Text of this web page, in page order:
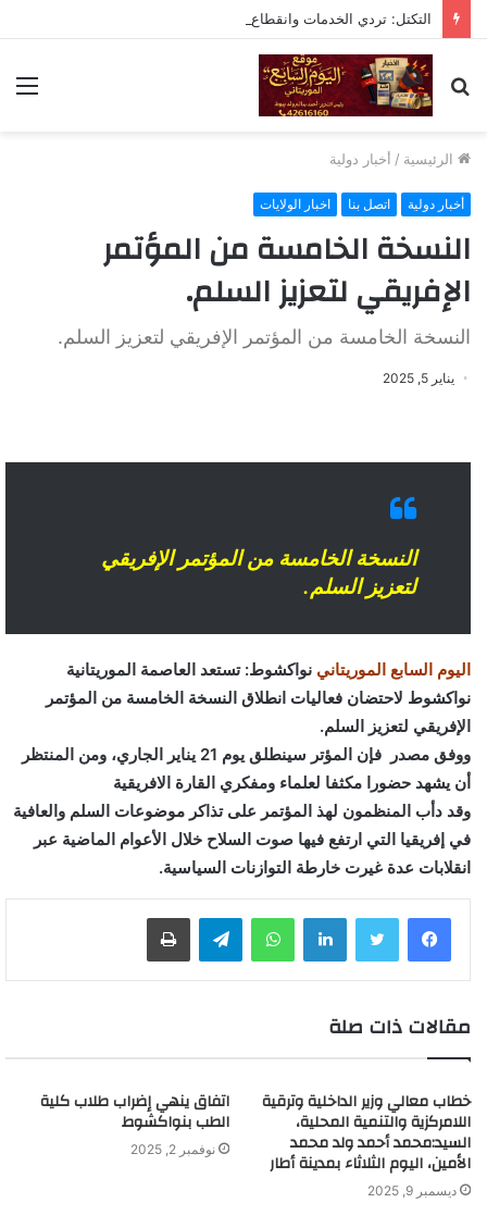
بحث
عن
الرئيسية / أخبار دولية
أخبار دولية اتصل بنا اخبار الولايات
النسخة الخامسة من المؤتمر
الإفريقي لتعزيز السلم.
النسخة الخامسة من المؤتمر الإفريقي لتعزيز السلم.
يناير 5, 2025
النسخة الخامسة من المؤتمر الإفريقي
لتعزيز السلم.
اليوم السابع الموريتاني نواكشوط: تستعد العاصمة الموريتانية
نواكشوط لاحتضان فعاليات انطلاق النسخة الخامسة من المؤتمر
الإفريقي لتعزيز السلم.
ووفق مصدر فإن المؤتر سينطلق يوم 21 يناير الجاري، ومن المنتظر
أن يشھد حضورا مكثفا لعلماء ومفكري القارة الافريقية
وقد دأب المنظمون لھذ المؤتمر على تذاكر موضوعات السلم والعافية
في إفريقيا التي ارتفع فيها صوت السلاح خلال الأعوام الماضية عبر
انقلابات عدة غيرت خارطة التوازنات السياسية.
لينكدإن واتساب
مقالات ذات صلة
خطاب معالي وزير الداخلية وترقية
اللامركزية والتنمية المحلية،
السيد:محمد أحمد ولد محمد
الأمين، اليوم الثلاثاء بمدينة أطار
ديسمبر 9, 2025
اتفاق ينهي إضراب طلاب كلية
الطب بنواكشوط
نوفمبر 2, 2025